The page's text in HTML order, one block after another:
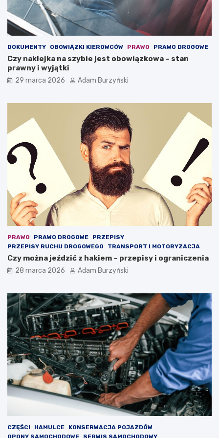
g
a
,
t
ó
r
a
c
r
o
ć
ż
y
c
i
e
h
o
w
ć
?
DOKUMENTY OBOWIĄZKI KIEROWCÓW PRAWO PRAWO DROGOWE
Czy naklejka na szybie jest obowiązkowa – stan
prawny i wyjątki
29 marca 2026 Adam Burzyński
PRAWO PRAWO DROGOWE
PRZEPISY
PRZEPISY RUCHU DROGOWEGO
TRANSPORT I MOTORYZACJA
Czy można jeździć z hakiem – przepisy i ograniczenia
28 marca 2026 Adam Burzyński
CZĘŚCI HAMULCE
KONSERWACJA POJAZDÓW
OPONY SAMOCHODOWE
SERWIS SAMOCHODOWY